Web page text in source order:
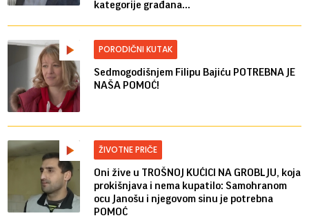
kategorije građana...
PORODIČNI KUTAK
Sedmogodišnjem Filipu Bajiću POTREBNA JE
NAŠA POMOĆ!
ŽIVOTNE PRIČE
Oni žive u TROŠNOJ KUĆICI NA GROBLJU, koja
prokišnjava i nema kupatilo: Samohranom
ocu Janošu i njegovom sinu je potrebna
POMOĆ